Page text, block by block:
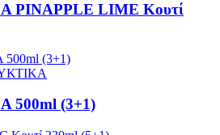
PINAPPLE LIME Κουτί
500ml (3+1)